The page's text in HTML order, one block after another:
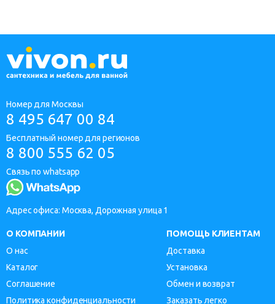
Номер для Москвы
8 495 647 00 84
Бесплатный номер для регионов
8 800 555 62 05
Связь по whatsapp
Адрес офиса: Москва, Дорожная улица 1
О КОМПАНИИ
О нас
Каталог
Соглашение
Политика конфиденциальности
ПОМОЩЬ КЛИЕНТАМ
Доставка
Установка
Обмен и возврат
Заказать легко